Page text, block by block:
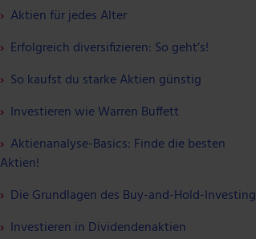
Aktien für jedes Alter
Erfolgreich diversifizieren: So geht’s!
So kaufst du starke Aktien günstig
Investieren wie Warren Buffett
Aktienanalyse-Basics: Finde die besten
Aktien!
Die Grundlagen des Buy-and-Hold-Investing
Investieren in Dividendenaktien